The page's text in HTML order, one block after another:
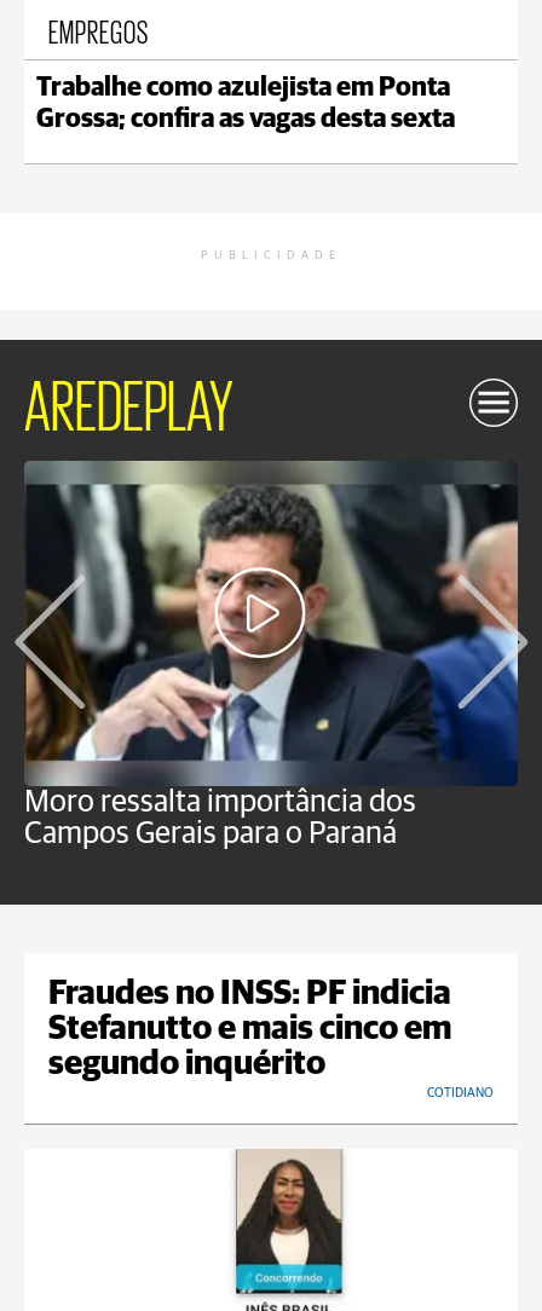
EMPREGOS
Trabalhe como azulejista em Ponta
Grossa; confira as vagas desta sexta
PUBLICIDADE
AREDEPLAY
Moro ressalta importância dos
Campos Gerais para o Paraná
Fraudes no INSS: PF indicia
Stefanutto e mais cinco em
segundo inquérito
COTIDIANO